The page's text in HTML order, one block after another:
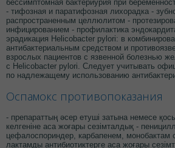
бессимптомная бактериурия при
- тифозная и паратифозная лихорадка -
распространенным целлюлитом -
инфицированием - профилактика
эрадикация Helicobacter рylori: в
антибактериальным средством и
взрослых пациентов с язвенной болезнью
с Helicobacter pylori. Следует учитывать
по надлежащему использованию
Оспамокс противопоказания
- препараттың әсер етуші затына немесе
келгеніне аса жоғары сезімталдық -
цефалоспориндер, карбапенем, монобактам
лактамды антибиотиктерге аса жоғары